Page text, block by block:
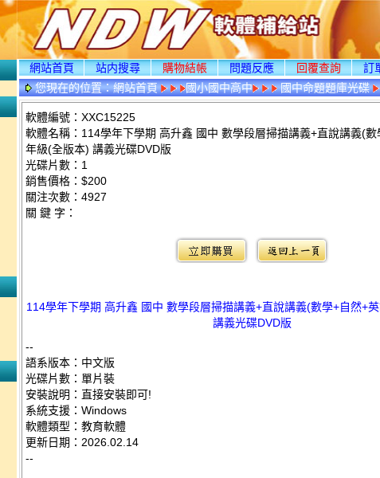
網站首頁 站内搜尋 購物結帳 問題反應 回覆查詢 訂
您現在的位置：網站首頁 國小國中高中 國中命題題庫光碟
軟體編號：XXC15225
軟體名稱：114學年下學期 高升鑫 國中 數學段層掃描講義+直說講義(
年級(全版本) 講義光碟DVD版
光碟片數：1
銷售價格：$200
關注次數： 4927
關 鍵 字：
114學年下學期 高升鑫 國中 數學段層掃描講義+直說講義(數學+自然+
講義光碟DVD版
--
語系版本：中文版
光碟片數：單片裝
安裝說明：直接安裝即可!
系統支援：Windows
軟體類型：教育軟體
更新日期：2026.02.14
--